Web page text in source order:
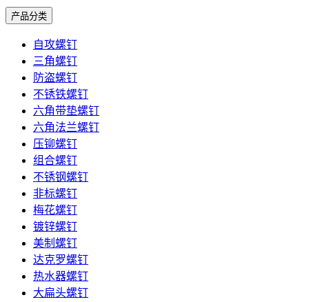
产品分类
自攻螺钉
三角螺钉
防盗螺钉
不锈铁螺钉
六角带垫螺钉
六角法兰螺钉
压铆螺钉
组合螺钉
不锈钢螺钉
非标螺钉
梅花螺钉
镀锌螺钉
美制螺钉
达克罗螺钉
热水器螺钉
大扁头螺钉